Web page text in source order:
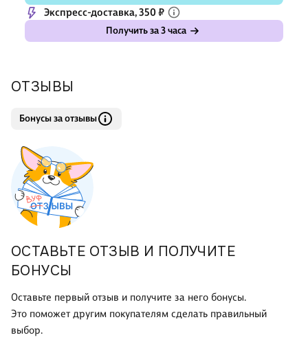
Экспресс-доставка, 350 ₽
Получить за 3 часа
ОТЗЫВЫ
Бонусы за отзывы
ОСТАВЬТЕ ОТЗЫВ И ПОЛУЧИТЕ
БОНУСЫ
Оставьте первый отзыв и получите за него бонусы.
Это поможет другим покупателям сделать правильный
выбор.